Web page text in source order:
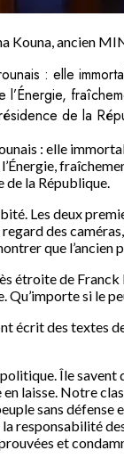
Kouna, ancien
: elle
de la
: elle
de la République.
Les deux
des
que
étroite de
Qu’importe si
écrit des textes
Île
laisse. Notre
sans
et